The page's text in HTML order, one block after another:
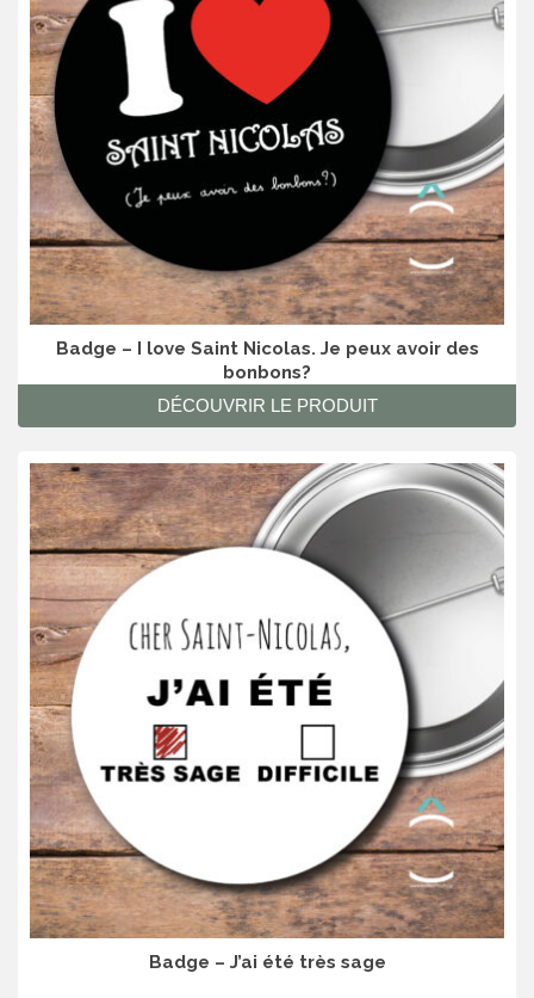
Badge – I love Saint Nicolas. Je peux avoir des
bonbons?
DÉCOUVRIR LE PRODUIT
Badge – J’ai été très sage